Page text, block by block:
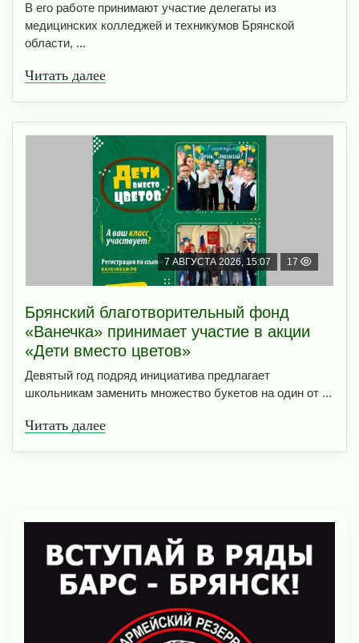
В его работе принимают участие делегаты из
медицинских колледжей и техникумов Брянской
области, ...
Читать далее
7 АВГУСТА 2026, 15:07 17
Брянский благотворительный фонд
«Ванечка» принимает участие в акции
«Дети вместо цветов»
Девятый год подряд инициатива предлагает
школьникам заменить множество букетов на один от ...
Читать далее